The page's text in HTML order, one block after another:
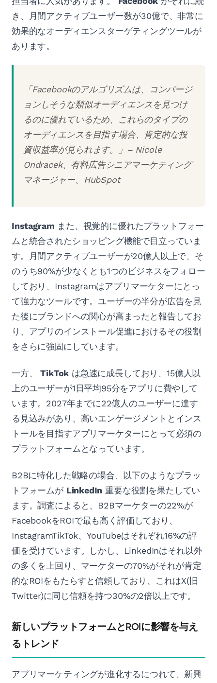
き、月間アクティブユーザー数が30億で、非常に
効果的なオーディエンスターゲティングツールが
あります。
「Facebookのアルゴリズムは、コンバージ
ョンしそうな類似オーディエンスを見つけ
るのに優れているため、これらのタイプの
オーディエンスを目指す場合、肯定的な投
資収益率が見られます。」– Nicole
Ondracek、有料広告シニアマーケティング
マネージャー、HubSpot
Instagram また、視覚的に優れたプラットフォー
ムと統合されたショッピング機能で目立っていま
す。月間アクティブユーザーが20億人以上で、そ
のうち90%が少なくとも1つのビジネスをフォロー
しており、Instagramはアプリマーケターにとっ
て強力なツールです。ユーザーの半分が広告を見
た後にブランドへの関心が高まったと報告してお
り、アプリのインストール促進におけるその役割
をさらに強固にしています。
一方、TikTok は急速に成長しており、15億人以
上のユーザーが1日平均95分をアプリに費やして
います。2027年までに22億人のユーザーに達す
る見込みがあり、高いエンゲージメントとインス
トールを目指すアプリマーケターにとって必須の
プラットフォームとなっています。
B2Bに特化した戦略の場合、以下のようなプラッ
トフォームが LinkedIn 重要な役割を果たしてい
ます。調査によると、B2Bマーケターの22%が
FacebookをROIで最も高く評価しており、
InstagramTikTok、YouTubeはそれぞれ16%の評
価を受けています。しかし、LinkedInはそれ以外
の多くを上回り、マーケターの70%がそれが肯定
的なROIをもたらすと信頼しており、これはX(旧
Twitter)に同じ信頼を持つ30%の2倍以上です。
新しいプラットフォームとROIに影響を与え
るトレンド
アプリマーケティングが進化するにつれて、新興